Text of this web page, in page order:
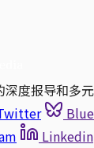
深度报导和多
Linkedin